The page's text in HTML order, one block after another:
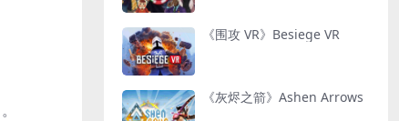
《围攻 VR》Besiege VR
《灰烬之箭》Ashen Arrows